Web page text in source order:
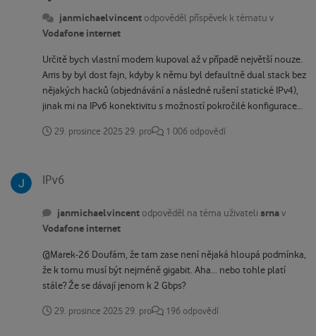
janmichaelvincent odpověděl příspěvek k tématu v
Vodafone internet
Určitě bych vlastní modem kupoval až v případě největší nouze.
Arris by byl dost fajn, kdyby k němu byl defaultně dual stack bez
nějakých hacků (objednávání a následné rušení statické IPv4),
jinak mi na IPv6 konektivitu s možností pokročilé konfigurace
to nelze zcela vyloučit).
29. prosince 2025 29. pro 1 006 odpovědí
IPv6
janmichaelvincent odpověděl na téma uživatelisrnav
Vodafone internet
@Marek-26 Doufám, že tam zase není nějaká hloupá podmínka,
že k tomu musí být nejméně gigabit. Aha... nebo tohle platí
stále? Že se dávají jenom k 2 Gbps?
29. prosince 2025 29. pro 196 odpovědí